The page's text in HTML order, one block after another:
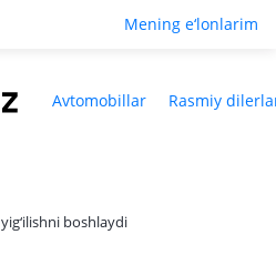
Mening e‘lonlarim
Avtomobillar Rasmiy
boshlaydi